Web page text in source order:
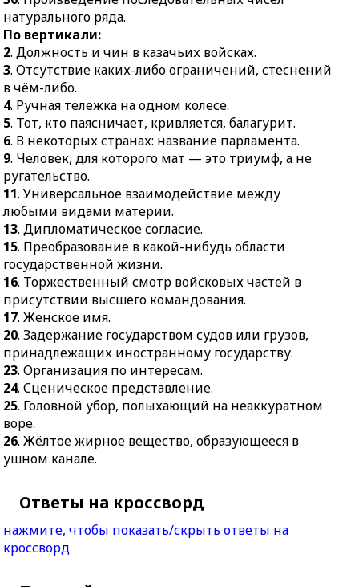
натурального ряда.
натурального ряда.
По вертикали:
2. Должность и чин в казачьих войсках.
3. Отсутствие каких-либо ограничений, стеснений
в чём-либо.
4. Ручная тележка на одном колесе.
5. Тот, кто паясничает, кривляется, балагурит.
6. В некоторых странах: название парламента.
9. Человек, для которого мат — это триумф, а не
ругательство.
11. Универсальное взаимодействие между
любыми видами материи.
13. Дипломатическое согласие.
15. Преобразование в какой-нибудь области
государственной жизни.
16. Торжественный смотр войсковых частей в
присутствии высшего командования.
17. Женское имя.
20. Задержание государством судов или грузов,
принадлежащих иностранному государству.
23. Организация по интересам.
24. Сценическое представление.
25. Головной убор, полыхающий на неаккуратном
воре.
26. Жёлтое жирное вещество, образующееся в
ушном канале.
Ответы на кроссворд
нажмите, чтобы показать/скрыть ответы на
кроссворд